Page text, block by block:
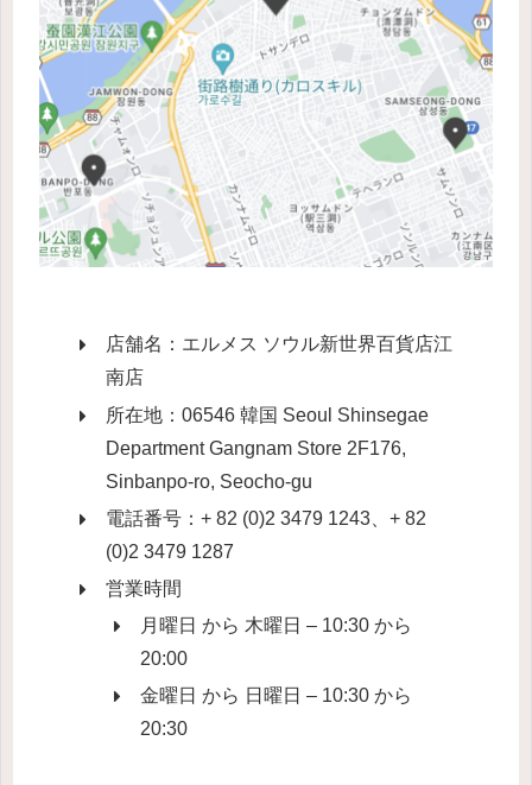
店舗名：エルメス ソウル新世界百貨店江
南店
所在地：06546 韓国 Seoul Shinsegae
Department Gangnam Store 2F176,
Sinbanpo-ro, Seocho-gu
電話番号：+ 82 (0)2 3479 1243、+ 82
(0)2 3479 1287
営業時間
月曜日 から 木曜日 – 10:30 から
20:00
金曜日 から 日曜日 – 10:30 から
20:30